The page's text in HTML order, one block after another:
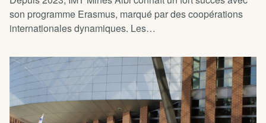
son programme Erasmus, marqué par des coopérations
internationales dynamiques. Les…